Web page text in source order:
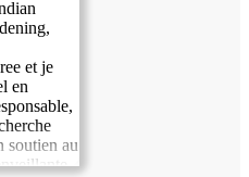
et je
en
soutien au